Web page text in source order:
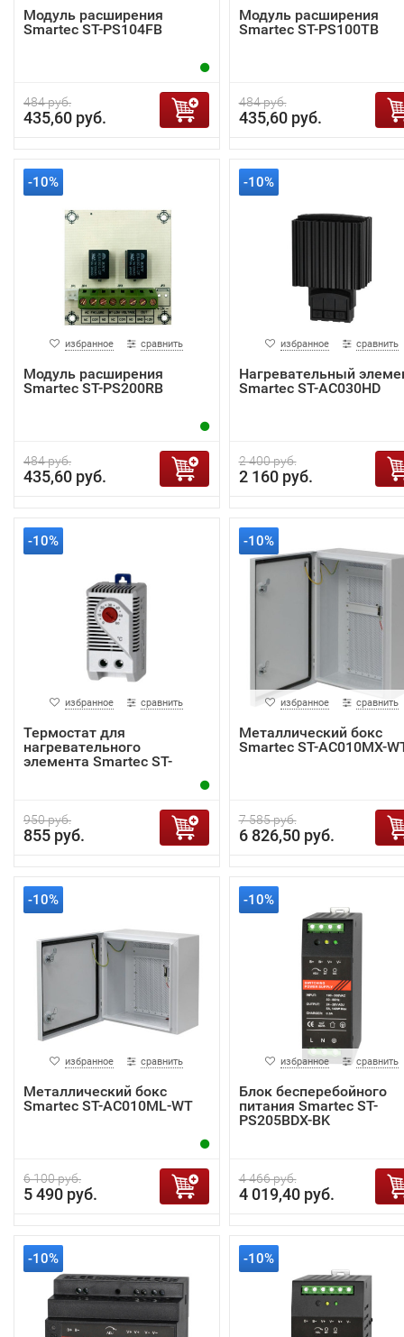
Модуль расширения
Smartec ST-PS104FB
484 руб.
435,60 руб.
Модуль расширения
Smartec ST-PS100TB
484 руб.
435,60 руб.
-10%
избранное сравнить
Модуль расширения
Smartec ST-PS200RB
484 руб.
435,60 руб.
-10%
избранное сравнить
Нагревательный
Smartec ST-AC030HD
2 400 руб.
2 160 руб.
-10%
избранное сравнить
Термостат для
нагревательного
элемента Smartec ST-
950 руб.
855 руб.
-10%
избранное сравнить
Металлический бокс
Smartec ST-AC010MX-
7 585 руб.
6 826,50 руб.
-10%
избранное сравнить
Металлический бокс
Smartec ST-AC010ML-WT
6 100 руб.
5 490 руб.
-10%
избранное сравнить
Блок бесперебойного
питания Smartec ST-
PS205BDX-BK
4 466 руб.
4 019,40 руб.
-10% -10%